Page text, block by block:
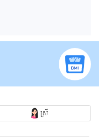
ស្រី